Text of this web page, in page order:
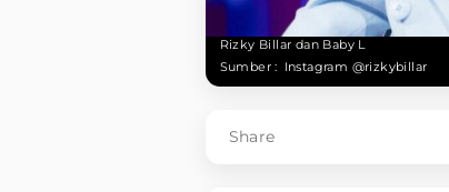
Rizky Billar dan Baby L
Sumber : Instagram @rizkybillar
Share